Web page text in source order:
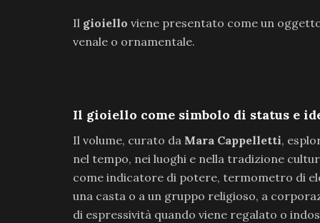
Il gioiello viene presentato come un
venale o ornamentale.
Il gioiello come simbolo di status e
Il volume, curato da Mara Cappelletti,
nel tempo, nei luoghi e nella tradizione
come indicatore di potere, termometro di
una casta o a un gruppo religioso, a
di espressività quando viene regalato o